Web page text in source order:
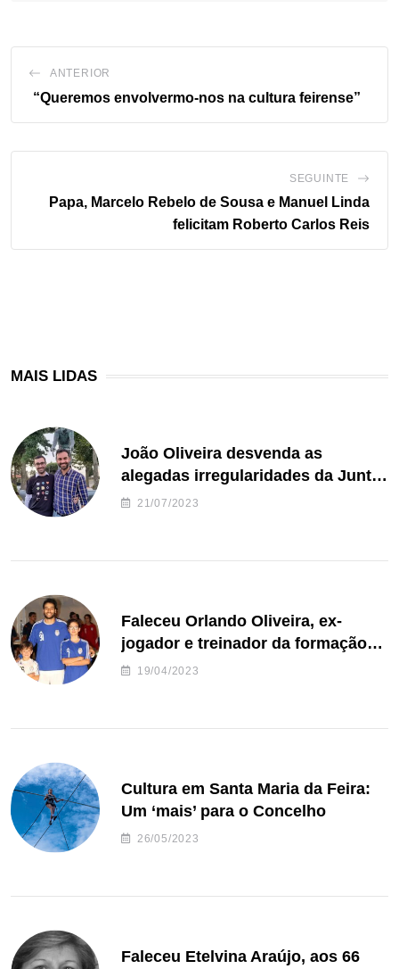
ANTERIOR
“Queremos envolvermo-nos na cultura feirense”
SEGUINTE
Papa, Marcelo Rebelo de Sousa e Manuel Linda
felicitam Roberto Carlos Reis
MAIS LIDAS
João Oliveira desvenda as
alegadas irregularidades da Junta
de Freguesia S. João de Ver
21/07/2023
Faleceu Orlando Oliveira, ex-
jogador e treinador da formação
de andebol do Feirense
19/04/2023
Cultura em Santa Maria da Feira:
Um ‘mais’ para o Concelho
26/05/2023
Faleceu Etelvina Araújo, aos 66